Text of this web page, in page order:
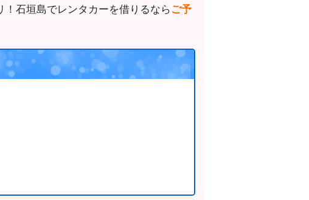
石垣島でレンタカーを借りるならご予